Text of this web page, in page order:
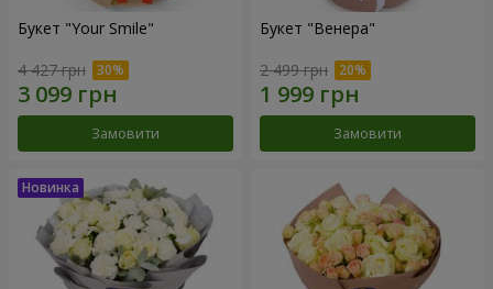
Букет "Your Smile"
4 427 грн
Замовити
Букет "Венера"
2 499 грн
Замовити